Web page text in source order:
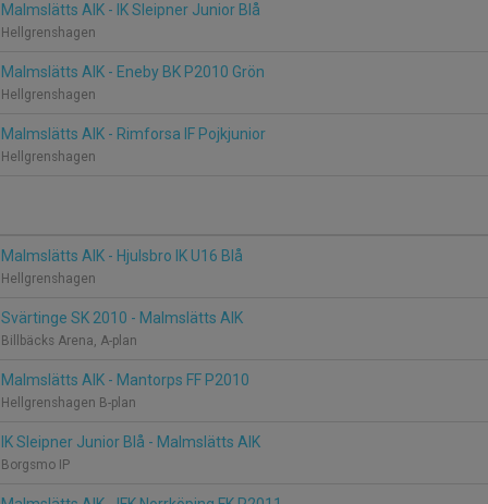
Malmslätts AIK - IK Sleipner Junior Blå
Hellgrenshagen
Malmslätts AIK - Eneby BK P2010 Grön
Hellgrenshagen
Malmslätts AIK - Rimforsa IF Pojkjunior
Hellgrenshagen
Malmslätts AIK - Hjulsbro IK U16 Blå
Hellgrenshagen
Svärtinge SK 2010 - Malmslätts AIK
Billbäcks Arena, A-plan
Malmslätts AIK - Mantorps FF P2010
Hellgrenshagen B-plan
IK Sleipner Junior Blå - Malmslätts AIK
Borgsmo IP